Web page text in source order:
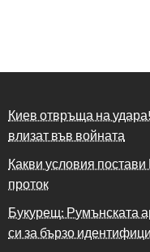
Киев отвръща на
влизат във войната
Какви условия
проток
Букурещ: Румънската
си за бързо